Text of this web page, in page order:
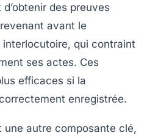
des preuves
avant le
interlocutoire, qui contraint
ses actes. Ces
efficaces si la
enregistrée.
une autre composante clé,